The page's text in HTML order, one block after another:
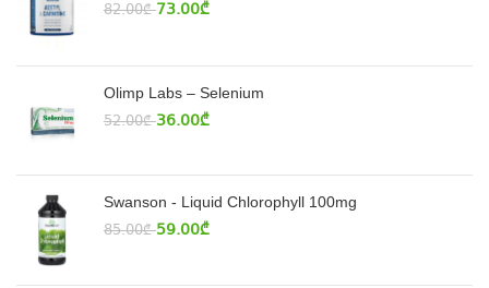
82.00₾ 73.00₾
Olimp Labs – Selenium
52.00₾ 36.00₾
Swanson - Liquid Chlorophyll 100mg
85.00₾ 59.00₾